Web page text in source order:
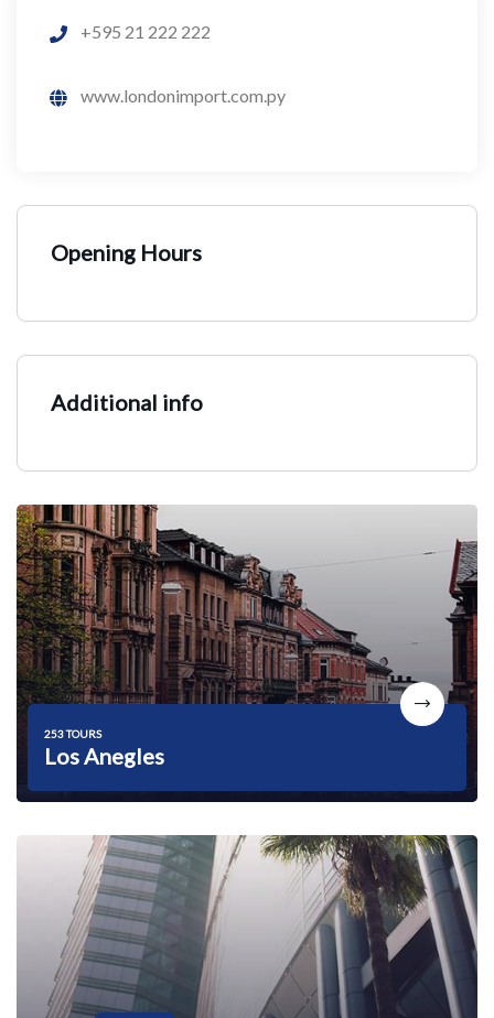
+595 21 222 222
www.londonimport.com.py
Opening Hours
Additional info
253 TOURS
Los Anegles